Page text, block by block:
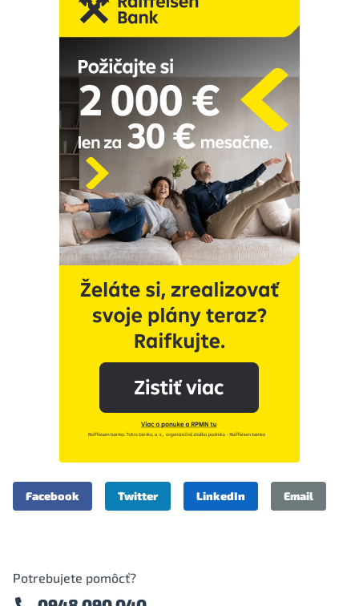
Facebook Twitter LinkedIn Email
Potrebujete pomôcť?